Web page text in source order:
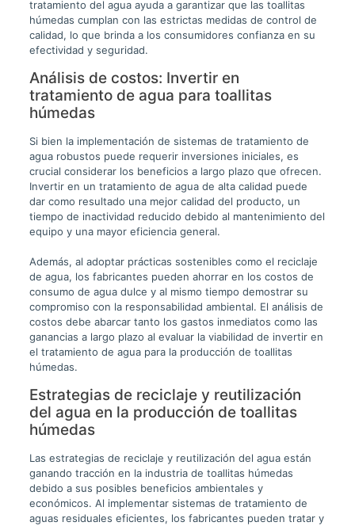
tratamiento del agua ayuda a garantizar que las toallitas
húmedas cumplan con las estrictas medidas de control de
calidad, lo que brinda a los consumidores confianza en su
efectividad y seguridad.
Análisis de costos: Invertir en
tratamiento de agua para toallitas
húmedas
Si bien la implementación de sistemas de tratamiento de
agua robustos puede requerir inversiones iniciales, es
crucial considerar los beneficios a largo plazo que ofrecen.
Invertir en un tratamiento de agua de alta calidad puede
dar como resultado una mejor calidad del producto, un
tiempo de inactividad reducido debido al mantenimiento del
equipo y una mayor eficiencia general.
Además, al adoptar prácticas sostenibles como el reciclaje
de agua, los fabricantes pueden ahorrar en los costos de
consumo de agua dulce y al mismo tiempo demostrar su
compromiso con la responsabilidad ambiental. El análisis de
costos debe abarcar tanto los gastos inmediatos como las
ganancias a largo plazo al evaluar la viabilidad de invertir en
el tratamiento de agua para la producción de toallitas
húmedas.
Estrategias de reciclaje y reutilización
del agua en la producción de toallitas
húmedas
Las estrategias de reciclaje y reutilización del agua están
ganando tracción en la industria de toallitas húmedas
debido a sus posibles beneficios ambientales y
económicos. Al implementar sistemas de tratamiento de
aguas residuales eficientes, los fabricantes pueden tratar y